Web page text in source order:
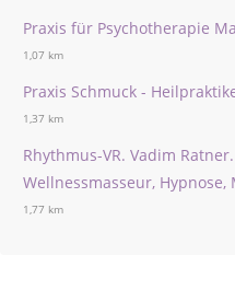
Praxis für Psychotherapie
1,07 km
Praxis Schmuck -
1,37 km
Rhythmus-VR. Vadim
Wellnessmasseur,
1,77 km